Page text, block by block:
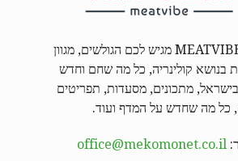
פורטל האוכל MEATVIBE מגיש לכם הגולשים, מגוון
בנושא קולינריה, כל מה שחם וחדש
מתכונים, מסעדות, תפריטים
כל מה שחדש על המדף ועוד.
office@mekomonet.co.il